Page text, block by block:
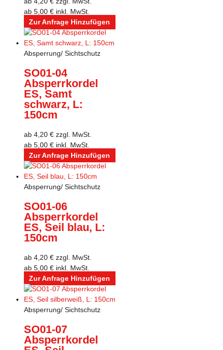
ab 5,00 € inkl. MwSt.
Zur Anfrage Hinzufügen
Absperrung/ Sichtschutz
SO01-04
Absperrkordel
ES, Samt
schwarz, L:
150cm
ab 4,20 € zzgl. MwSt.
ab 5,00 € inkl. MwSt.
Zur Anfrage Hinzufügen
Absperrung/ Sichtschutz
SO01-06
Absperrkordel
ES, Seil blau, L:
150cm
ab 4,20 € zzgl. MwSt.
ab 5,00 € inkl. MwSt.
Zur Anfrage Hinzufügen
Absperrung/ Sichtschutz
SO01-07
Absperrkordel